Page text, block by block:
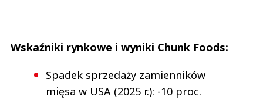
Wskaźniki rynkowe i wyniki Chunk Foods:
Spadek sprzedaży zamienników
mięsa w USA (2025 r.): -10 proc.